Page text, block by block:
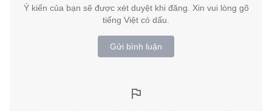
Ý kiến của bạn sẽ được xét duyệt khi đăng. Xin vui lòng gõ
tiếng Việt có dấu.
Gửi bình luận